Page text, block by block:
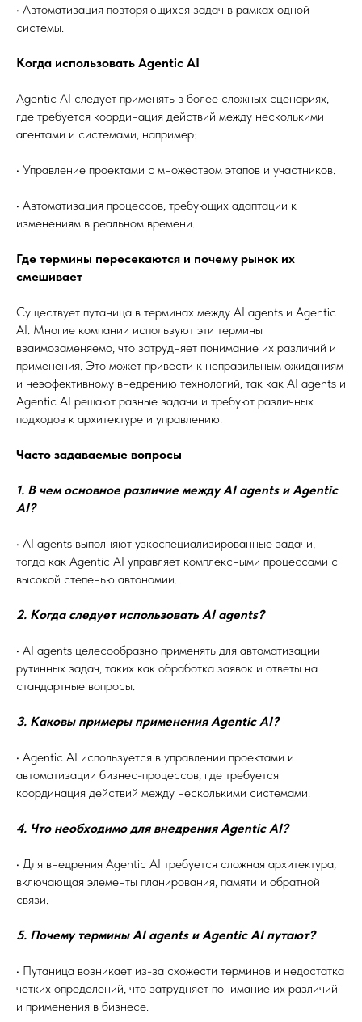
• Автоматизация повторяющихся задач в рамках одной
системы.
Когда использовать Agentic AI
Agentic AI следует применять в более сложных сценариях,
где требуется координация действий между несколькими
агентами и системами, например:
• Управление проектами с множеством этапов и участников.
• Автоматизация процессов, требующих адаптации к
изменениям в реальном времени.
Где термины пересекаются и почему рынок их
смешивает
Существует путаница в терминах между AI agents и Agentic
AI. Многие компании используют эти термины
взаимозаменяемо, что затрудняет понимание их различий и
применения. Это может привести к неправильным ожиданиям
и неэффективному внедрению технологий, так как AI agents и
Agentic AI решают разные задачи и требуют различных
подходов к архитектуре и управлению.
Часто задаваемые вопросы
1. В чем основное различие между AI agents и Agentic
AI?
• AI agents выполняют узкоспециализированные задачи,
тогда как Agentic AI управляет комплексными процессами с
высокой степенью автономии.
2. Когда следует использовать AI agents?
• AI agents целесообразно применять для автоматизации
рутинных задач, таких как обработка заявок и ответы на
стандартные вопросы.
3. Каковы примеры применения Agentic AI?
• Agentic AI используется в управлении проектами и
автоматизации бизнес-процессов, где требуется
координация действий между несколькими системами.
4. Что необходимо для внедрения Agentic AI?
• Для внедрения Agentic AI требуется сложная архитектура,
включающая элементы планирования, памяти и обратной
связи.
5. Почему термины AI agents и Agentic AI путают?
• Путаница возникает из-за схожести терминов и недостатка
четких определений, что затрудняет понимание их различий
и применения в бизнесе.